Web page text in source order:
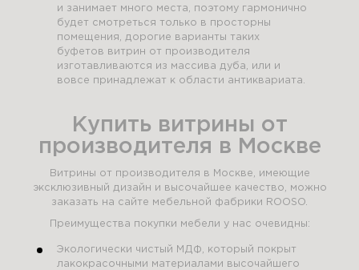
и занимает много места, поэтому гармонично
будет смотреться только в просторны
помещения, дорогие варианты таких
буфетов витрин от производителя
изготавливаются из массива дуба, или и
вовсе принадлежат к области антиквариата.
Купить витрины от
производителя в Москве
Витрины от производителя в Москве, имеющие
эксклюзивный дизайн и высочайшее качество, можно
заказать на сайте мебельной фабрики ROOSO.
Преимущества покупки мебели у нас очевидны:
Экологически чистый МДФ, который покрыт
лакокрасочными материалами высочайшего